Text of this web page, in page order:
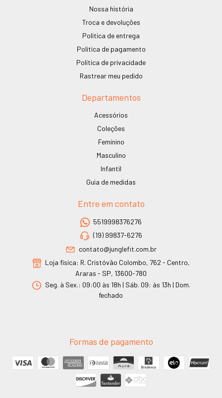
Nossa história
Troca e devoluções
Politica de entrega
Politica de pagamento
Política de privacidade
Rastrear meu pedido
Departamentos
Acessórios
Coleções
Feminino
Masculino
Infantil
Guia de medidas
Entre em contato
5519998376276
(19) 99837-6276
contato@junglefit.com.br
Loja física: R. Cristóvão Colombo, 762 - Centro,
Araras - SP, 13600-780
Seg. à Sex.: 09:00 às 18h | Sáb. 09: às 13h | Dom.
fechado
Formas de pagamento